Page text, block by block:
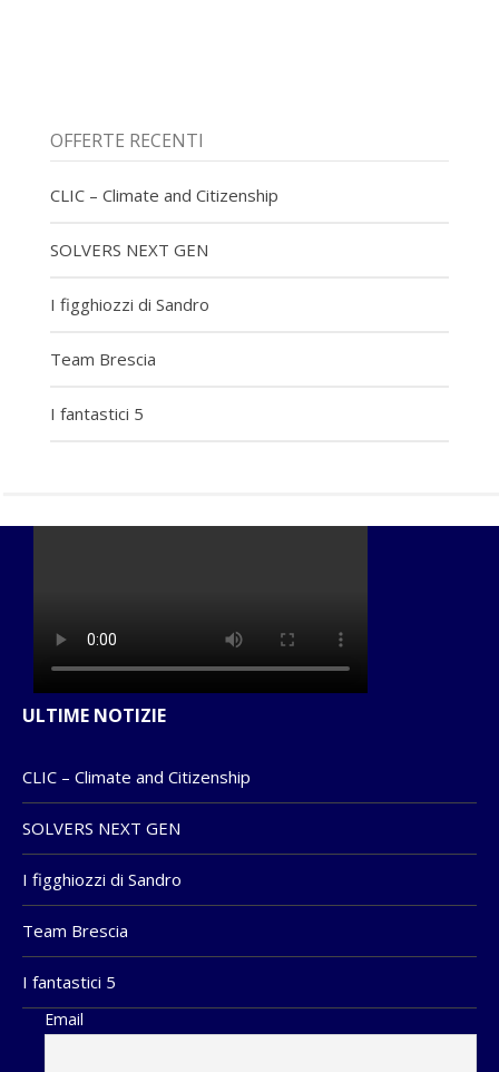
OFFERTE RECENTI
CLIC – Climate and Citizenship
SOLVERS NEXT GEN
I figghiozzi di Sandro
Team Brescia
I fantastici 5
ULTIME NOTIZIE
CLIC – Climate and Citizenship
SOLVERS NEXT GEN
I figghiozzi di Sandro
Team Brescia
I fantastici 5
Email